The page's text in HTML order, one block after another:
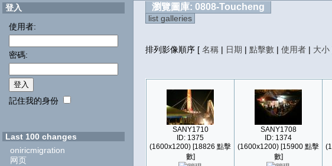
登入
使用者:
密碼:
記住我的身份
Last 100 changes
oniricmigration
网页
瀏覽圖庫: 0808-Toucheng
list galleries
排列影像順序 [ 名稱 | 日期 | 點擊數 | 使用者 | 大小
SANY1710
ID: 1375
(1600x1200) [18826 點擊
數]
SANY1708
ID: 1374
(1600x1200) [15900 點擊
數]